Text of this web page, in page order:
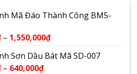
Mã Đáo Thành Công BM5-
– 1,550,000₫
Sơn Dầu Bát Mã SD-007
– 640,000₫